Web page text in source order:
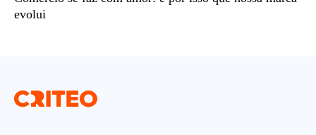
evolui